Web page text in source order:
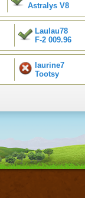
Astralys V8
Laulau78
F-2 009.96
laurine7
Tootsy